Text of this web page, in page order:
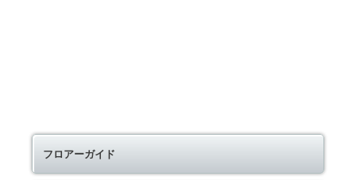
フロアーガイド